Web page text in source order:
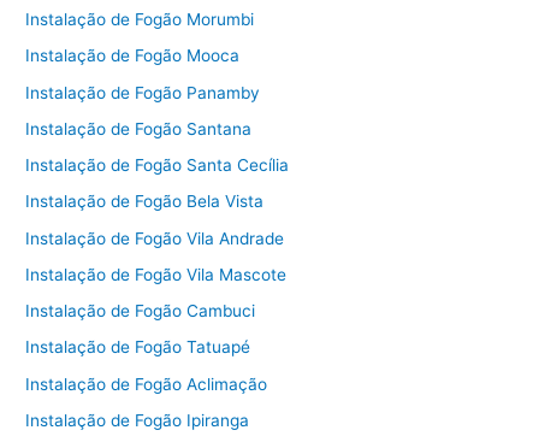
Instalação de Fogão Morumbi
Instalação de Fogão Mooca
Instalação de Fogão Panamby
Instalação de Fogão Santana
Instalação de Fogão Santa Cecília
Instalação de Fogão Bela Vista
Instalação de Fogão Vila Andrade
Instalação de Fogão Vila Mascote
Instalação de Fogão Cambuci
Instalação de Fogão Tatuapé
Instalação de Fogão Aclimação
Instalação de Fogão Ipiranga